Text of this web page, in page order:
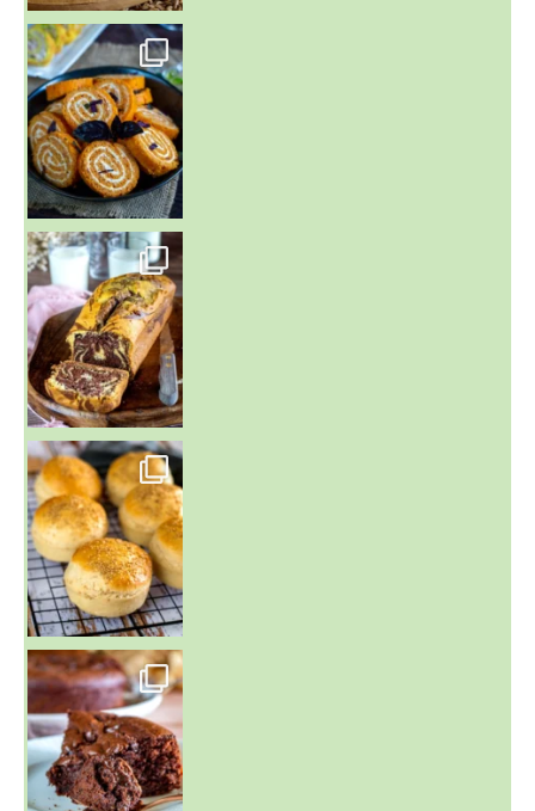
~ BUNS MAISON ~
Un peu de boulange par ici au
~ GÂTEAU FONDANT CHOCO NOISETTE ~
C'est lundi